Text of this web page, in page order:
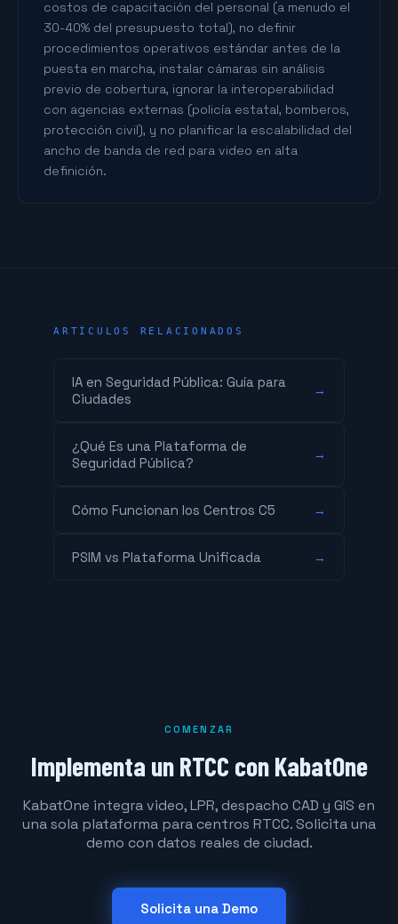
costos de capacitación del personal (a menudo el
30-40% del presupuesto total), no definir
procedimientos operativos estándar antes de la
puesta en marcha, instalar cámaras sin análisis
previo de cobertura, ignorar la interoperabilidad
con agencias externas (policía estatal, bomberos,
protección civil), y no planificar la escalabilidad del
ancho de banda de red para video en alta
definición.
ARTÍCULOS RELACIONADOS
IA en Seguridad Pública: Guía para
Ciudades
→
¿Qué Es una Plataforma de
Seguridad Pública?
→
Cómo Funcionan los Centros C5 →
PSIM vs Plataforma Unificada →
COMENZAR
Implementa un RTCC con KabatOne
KabatOne integra video, LPR, despacho CAD y GIS en
una sola plataforma para centros RTCC. Solicita una
demo con datos reales de ciudad.
Solicita una Demo